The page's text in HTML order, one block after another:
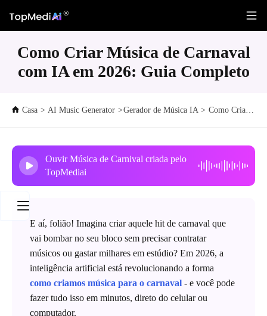
Como Criar Música de Carnaval
com IA em 2026: Guia Completo
Casa > AI Music Generator >Gerador de Música IA > Como Criar Música de Carnaval com IA em 2026: Guia Completo
Ouvir Música de Carnival criada pelo
TopMediai
E aí, folião! Imagina criar aquele hit de carnaval que
vai bombar no seu bloco sem precisar contratar
músicos ou gastar milhares em estúdio? Em 2026, a
inteligência artificial está revolucionando a forma
como criamos música para o carnaval - e você pode
fazer tudo isso em minutos, direto do celular ou
computador.